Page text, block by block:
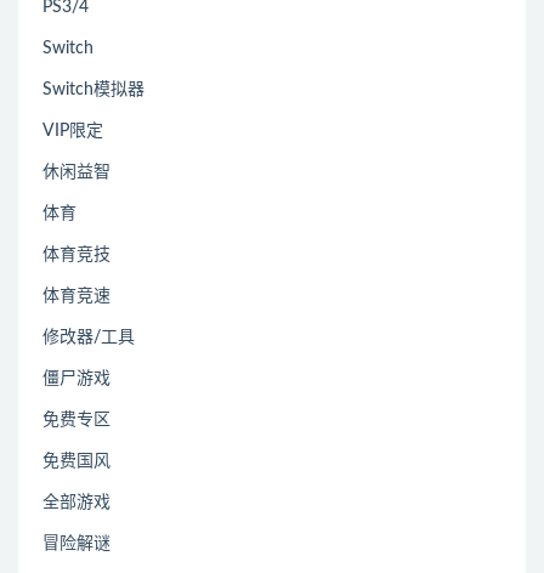
PS3/4
Switch
Switch模拟器
VIP限定
休闲益智
体育
体育竞技
体育竞速
修改器/工具
僵尸游戏
免费专区
免费国风
全部游戏
冒险解谜